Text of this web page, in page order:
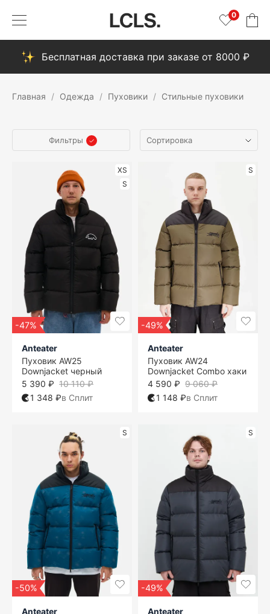
0
Бесплатная доставка при заказе от 8000 ₽
Главная Одежда Пуховики Стильные пуховики
Фильтры
XS
S
-47%
Anteater
Пуховик AW25
Downjacket черный
10 110 ₽
5 390 ₽
1 348 ₽в Сплит
S
-49%
Anteater
Пуховик AW24
Downjacket Combo хаки
9 060 ₽
4 590 ₽
1 148 ₽в Сплит
S
-50%
Anteater
S
-49%
Anteater